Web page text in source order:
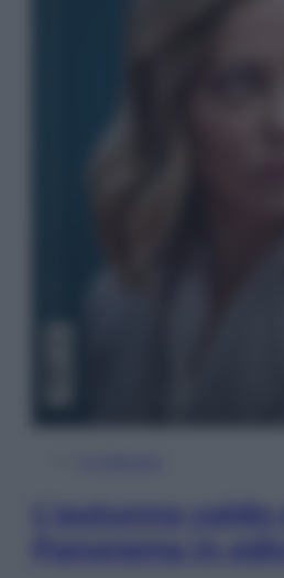
L’autunno caldo